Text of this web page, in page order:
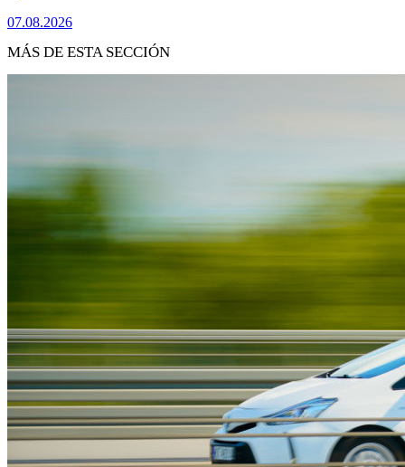
07.08.2026
MÁS DE ESTA SECCIÓN